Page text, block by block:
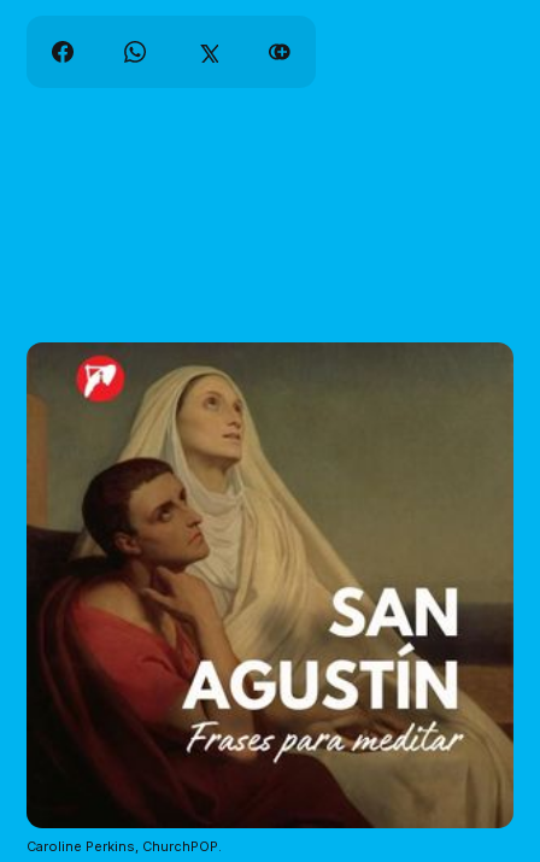
Caroline Perkins, ChurchPOP.